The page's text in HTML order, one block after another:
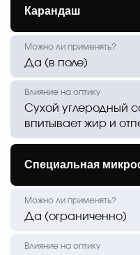
Карандаш
Да (в поле)
Сухой углеродный
впитывает жир и
Специальная
Да (ограниченно)